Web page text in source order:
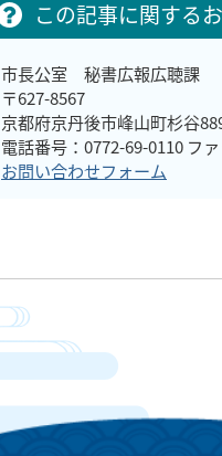
この記事に関する
市長公室 秘書広報広聴課
〒627-8567
京都府京丹後市峰山町杉谷
電話番号：0772-69-0110 フ
お問い合わせフォーム